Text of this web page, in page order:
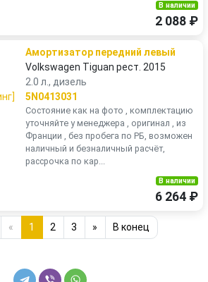
В наличии
2 088 ₽
Амортизатор передний левый
Volkswagen Tiguan рест. 2015
2.0 л., дизель
5N0413031
Состояние как на фото , комплектацию
уточняйте у менеджера , оригинал , из
Франции , без пробега по РБ, возможен
наличный и безналичный расчёт,
рассрочка по кар...
В наличии
6 264 ₽
« 1 2 3 » В конец